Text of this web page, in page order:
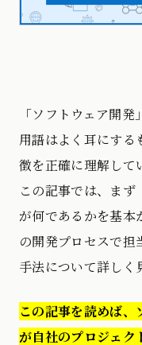
「ソフトウェア開
用語はよく耳にする
徴を正確に理解して
この記事では、まず
が何であるかを基本
の開発プロセスで
手法について詳しく
この記事を読めば、
が自社のプロジェク